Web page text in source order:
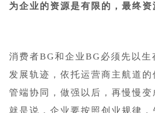
为企业的资源是有限的，最终资
消费者BG和企业BG必须先以生
发展轨迹，依托运营商主航道
管端协同，做强以后，再慢慢
就是说，企业要按照创业规律